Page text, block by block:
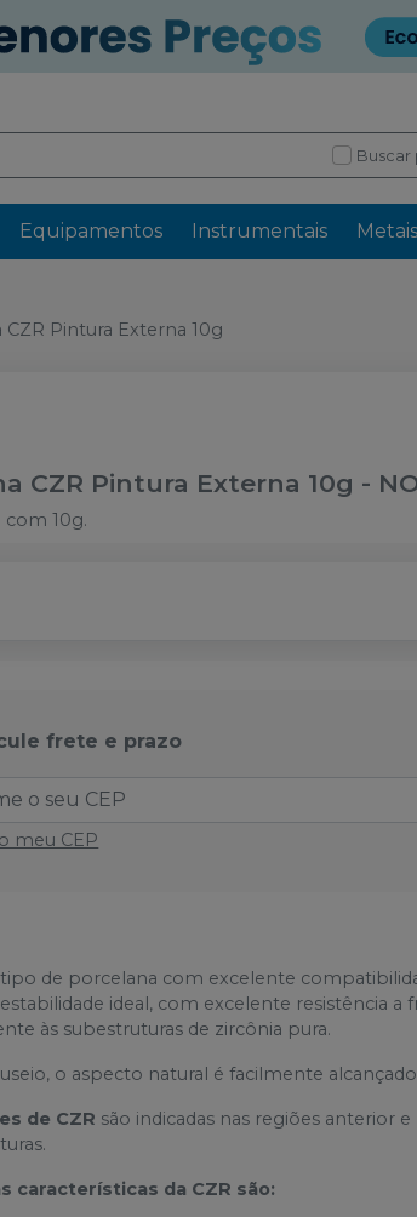
Equipamentos Instrumentais Metais
CZR Pintura Externa 10g
CZR Pintura Externa 10g -
10g.
frete e prazo
meu CEP
de porcelana com excelente
estabilidade ideal, com excelente resistência
às subestruturas de zircônia pura.
o aspecto natural é facilmente
de CZR são indicadas nas regiões anterior
características da CZR são: